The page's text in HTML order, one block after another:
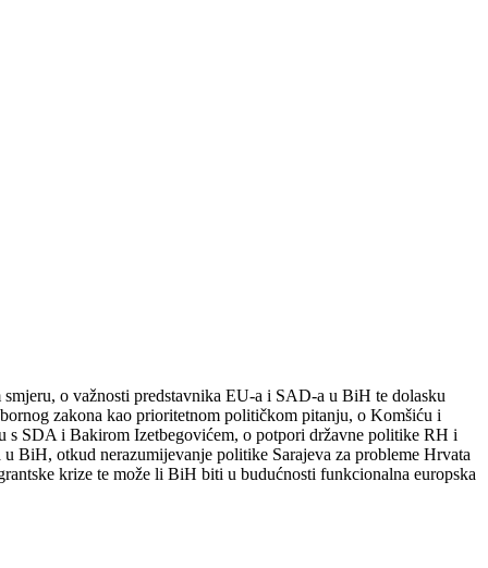
o važnosti predstavnika EU-a i SAD-a u BiH te dolasku
zakona kao prioritetnom političkom pitanju, o Komšiću i
s SDA i Bakirom Izetbegovićem, o potpori državne politike RH i
BiH, otkud nerazumijevanje politike Sarajeva za probleme Hrvata
krize te može li BiH biti u budućnosti funkcionalna europska